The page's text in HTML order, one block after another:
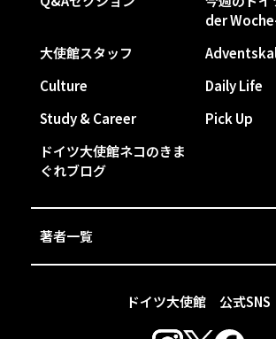
ドイツ大使館 公式SNS
der
大使館スタッフ
Culture
Daily Life
Study & Career
Pick Up
ドイツ大使館ネコのきま
ぐれブログ
著者一覧